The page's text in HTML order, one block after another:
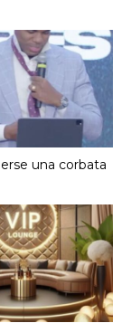
una corbata